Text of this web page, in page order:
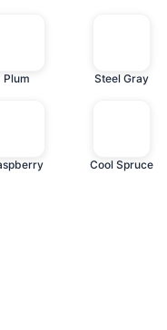
Plum Steel Gray
Cool Spruce